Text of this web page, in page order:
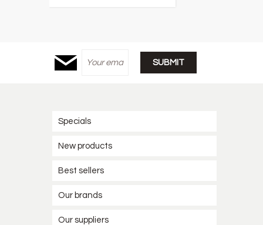
Specials
New products
Best sellers
Our brands
Our suppliers